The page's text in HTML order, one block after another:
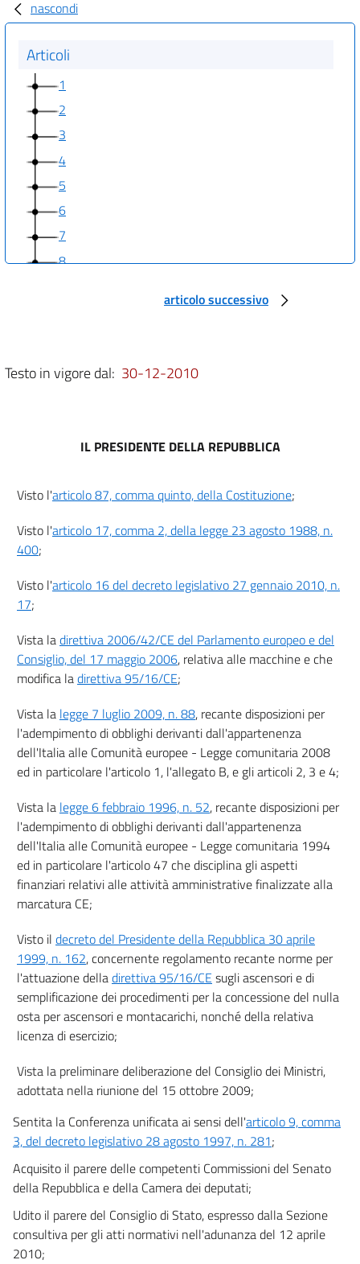
nascondi
Articoli
1
2
3
4
5
6
7
8
13
articolo successivo
Testo in vigore dal: 30-12-2010
IL PRESIDENTE DELLA REPUBBLICA
Visto l'articolo 87, comma quinto, della Costituzione;
Visto l'articolo 17, comma 2, della legge 23 agosto 1988, n.
400;
Visto l'articolo 16 del decreto legislativo 27 gennaio 2010, n.
17;
Vista ladirettiva 2006/42/CE del Parlamento europeo e del
Consiglio, del 17 maggio 2006, relativa alle macchine e che
modifica ladirettiva 95/16/CE;
Vista la legge 7 luglio 2009, n. 88, recante disposizioni per
l'adempimento di obblighi derivanti dall'appartenenza
dell'Italia alle Comunità europee - Legge comunitaria 2008
ed in particolare l'articolo 1, l'allegato B, e gli articoli 2, 3 e 4;
Vista la legge 6 febbraio 1996, n. 52, recante disposizioni per
l'adempimento di obblighi derivanti dall'appartenenza
dell'Italia alle Comunità europee - Legge comunitaria 1994
ed in particolare l'articolo 47 che disciplina gli aspetti
finanziari relativi alle attività amministrative finalizzate alla
marcatura CE;
Visto il decreto del Presidente della Repubblica 30 aprile
1999, n. 162, concernente regolamento recante norme per
l'attuazione delladirettiva 95/16/CE sugli ascensori e di
semplificazione dei procedimenti per la concessione del nulla
osta per ascensori e montacarichi, nonché della relativa
licenza di esercizio;
Vista la preliminare deliberazione del Consiglio dei Ministri,
adottata nella riunione del 15 ottobre 2009;
Sentita la Conferenza unificata ai sensi dell'articolo 9, comma
3, del decreto legislativo 28 agosto 1997, n. 281;
Acquisito il parere delle competenti Commissioni del Senato
della Repubblica e della Camera dei deputati;
Udito il parere del Consiglio di Stato, espresso dalla Sezione
consultiva per gli atti normativi nell'adunanza del 12 aprile
2010;